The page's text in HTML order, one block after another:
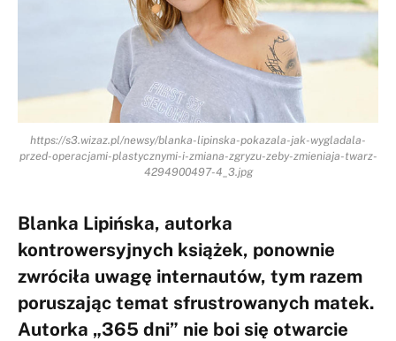
https://s3.wizaz.pl/newsy/blanka-lipinska-pokazala-jak-wygladala-
przed-operacjami-plastycznymi-i-zmiana-zgryzu-zeby-zmieniaja-twarz-
4294900497-4_3.jpg
Blanka Lipińska, autorka
kontrowersyjnych książek, ponownie
zwróciła uwagę internautów, tym razem
poruszając temat sfrustrowanych matek.
Autorka „365 dni” nie boi się otwarcie